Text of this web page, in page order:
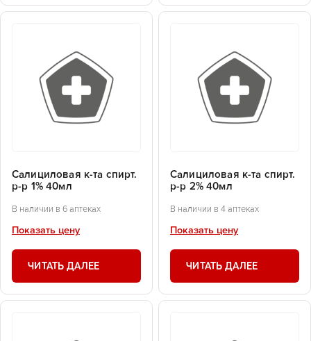
Салициловая к-та спирт.
р-р 1% 40мл
В наличии в 6 аптеках
Показать цену
ЧИТАТЬ ДАЛЕЕ
Салициловая к-та спирт.
р-р 2% 40мл
В наличии в 4 аптеках
Показать цену
ЧИТАТЬ ДАЛЕЕ